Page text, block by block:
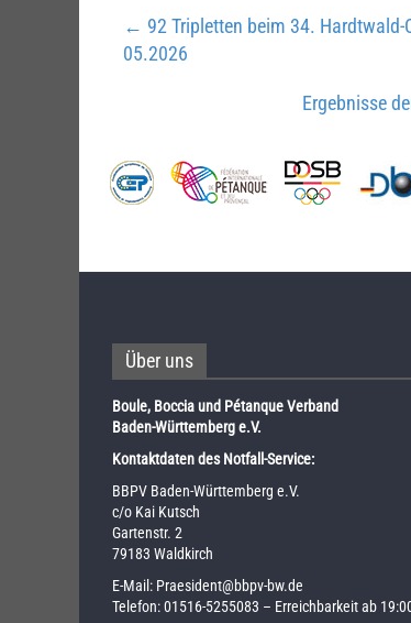
← 92 Tripletten beim 34.
05.2026
Ergebnisse
Über uns
Boule, Boccia und Pétanque Verband
Baden-Württemberg e.V.
Kontaktdaten des Notfall-Service:
BBPV Baden-Württemberg e.V.
c/o Kai Kutsch
Gartenstr. 2
79183 Waldkirch
E-Mail: Praesident@bbpv-bw.de
Telefon:01516-5255083 – Erreichbarkeit ab